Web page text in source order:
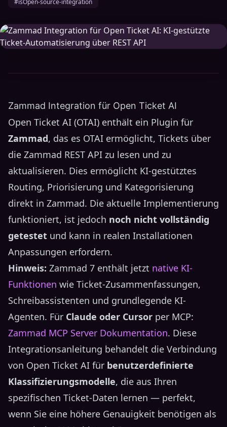
#isOpen-source-integration
Zammad Integration für Open Ticket AI
Open Ticket AI (OTAI) enthält ein Plugin für
Zammad, das es OTAI ermöglicht, Tickets über
die Zammad REST API zu lesen und zu
aktualisieren. Dies ermöglicht KI-gestütztes
Routing, Priorisierung und Kategorisierung
direkt in Zammad. Die aktuelle Implementierung
funktioniert, ist jedoch noch nicht vollständig
getestet und kann in realen Installationen
Anpassungen erfordern.
Hinweis: Zammad 7 enthält jetzt native KI-
Funktionen wie Ticket-Zusammenfassungen,
Schreibassistenten und grundlegende KI-
Agenten. Für Claude oder Cursor per MCP:
Zammad MCP Server Dokumentation. Diese
Integrationsanleitung behandelt die Verbindung
von Open Ticket AI für benutzerdefinierte
Klassifizierungsmodelle, die aus Ihren
spezifischen Ticket-Daten lernen — perfekt,
wenn Sie eine höhere Genauigkeit benötigen als